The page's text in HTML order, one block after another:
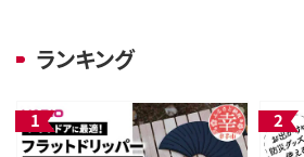
ランキング